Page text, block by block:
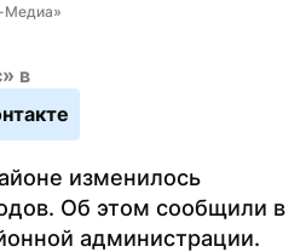
Медиа»
в
изменилось
Об этом сообщили в
администрации.